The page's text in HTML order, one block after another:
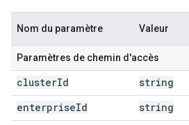
Nom du paramètre Valeur
Paramètres de chemin d'accès
clusterId string
enterpriseId string